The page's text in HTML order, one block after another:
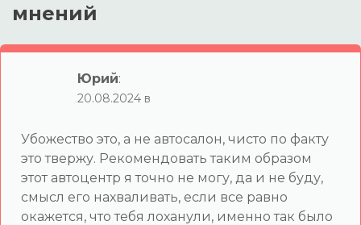
мнений
Юрий:
20.08.2024 в
Убожество это, а не автосалон, чисто по факту
это твержу. Рекомендовать таким образом
этот автоцентр я точно не могу, да и не буду,
смысл его нахваливать, если все равно
окажется, что тебя лоханули, именно так было